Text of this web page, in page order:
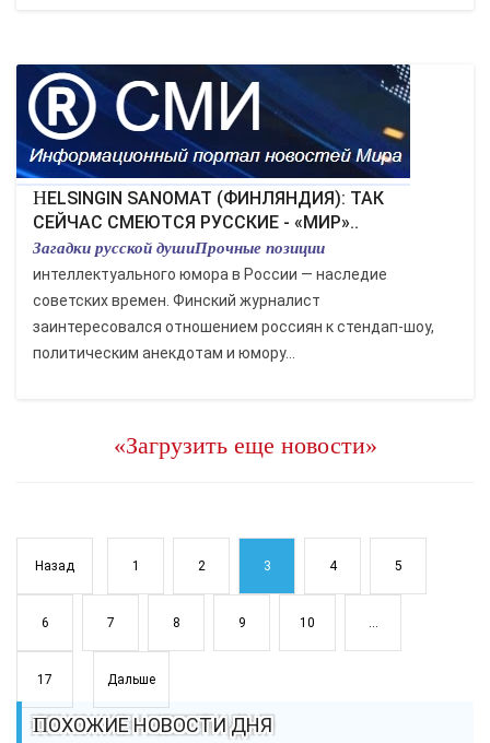
HELSINGIN SANOMAT (ФИНЛЯНДИЯ): ТАК
СЕЙЧАС СМЕЮТСЯ РУССКИЕ - «МИР»..
Загадки русской душиПрочные позиции
интеллектуального юмора в России — наследие
советских времен. Финский журналист
заинтересовался отношением россиян к стендап-шоу,
политическим анекдотам и юмору...
«Загрузить еще новости»
Назад 1 2 3 4 5
6 7 8 9 10 ...
17 Дальше
ПОХОЖИЕ НОВОСТИ ДНЯ